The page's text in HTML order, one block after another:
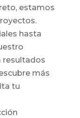
estamos
hasta
resultados
más
tu